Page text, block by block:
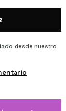
desde nuestro